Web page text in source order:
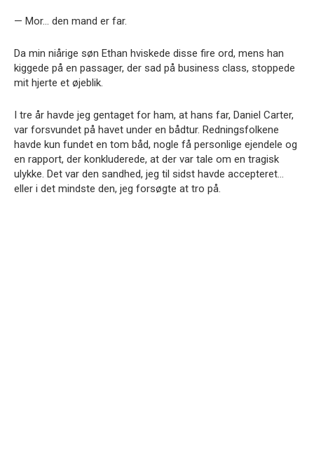
— Mor… den mand er far.
Da min niårige søn Ethan hviskede disse fire ord, mens han
kiggede på en passager, der sad på business class, stoppede
mit hjerte et øjeblik.
I tre år havde jeg gentaget for ham, at hans far, Daniel Carter,
var forsvundet på havet under en bådtur. Redningsfolkene
havde kun fundet en tom båd, nogle få personlige ejendele og
en rapport, der konkluderede, at der var tale om en tragisk
ulykke. Det var den sandhed, jeg til sidst havde accepteret…
eller i det mindste den, jeg forsøgte at tro på.